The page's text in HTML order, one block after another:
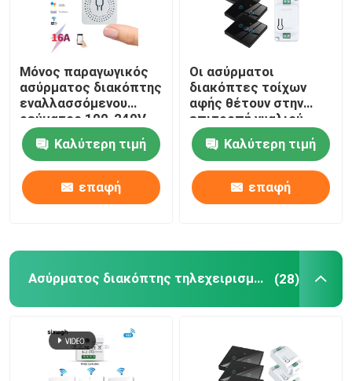
Μόνος παραγωγικός
ασύρματος διακόπτης
εναλλασσόμενου
ρεύματος 100-240V
Homekit διακοπτών
Zigbee έξυπνος
Καλύτερη τιμή
επαφή
Οι ασύρματοι
διακόπτες τοίχων
αφής θέτουν στην
επιτροπή γυαλιού
πολυτέλειας RF433
1gang το διακόπτη
τηλεχειρισμού
Καλύτερη τιμή
επαφή
Ασύρματος διακόπτης τηλεχειρισμού (28)